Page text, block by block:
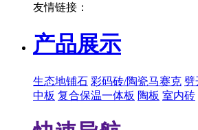
友情链接：
产品展示
生态地铺石 彩码砖/陶瓷马赛克 劈
中板 复合保温一体板 陶板 室内砖